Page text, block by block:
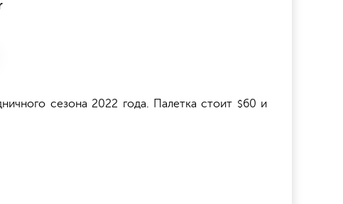
сезона 2022 года. Палетка стоит $60 и